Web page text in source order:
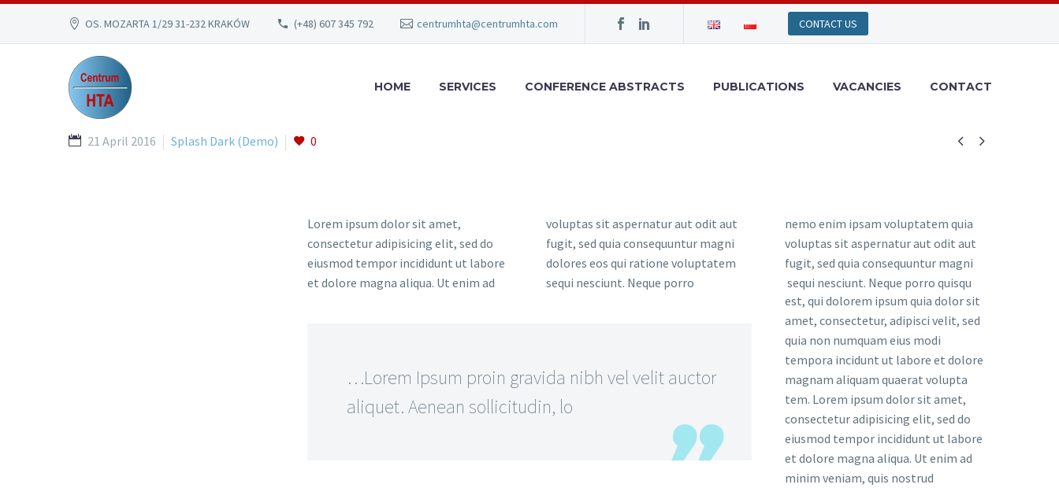
OS. MOZARTA 1/29 31-232 KRAKÓW (+48) 607 345 792 centrumhta@centrumhta.com
HOME SERVICES CONFERENCE ABSTRACTS PUBLICATIONS VACANCIES CONTACT
 
21 April 2016 Splash Dark (Demo) 0
Lorem ipsum dolor sit amet,
consectetur adipisicing elit, sed do
eiusmod tempor incididunt ut labore
et dolore magna aliqua. Ut enim ad
voluptas sit aspernatur aut odit aut
fugit, sed quia consequuntur magni
dolores eos qui ratione voluptatem
sequi nesciunt. Neque porro
nemo enim ipsam voluptatem quia
voluptas sit aspernatur aut odit aut
fugit, sed quia consequuntur magni
sequi nesciunt. Neque porro quisqu
…Lorem Ipsum proin gravida nibh vel velit auctor
aliquet. Aenean sollicitudin, lo
est, qui dolorem ipsum quia dolor sit
amet, consectetur, adipisci velit, sed
quia non numquam eius modi
tempora incidunt ut labore et dolore
magnam aliquam quaerat volupta
tem. Lorem ipsum dolor sit amet,
consectetur adipisicing elit, sed do
eiusmod tempor incididunt ut labore
et dolore magna aliqua. Ut enim ad
minim veniam, quis nostrud